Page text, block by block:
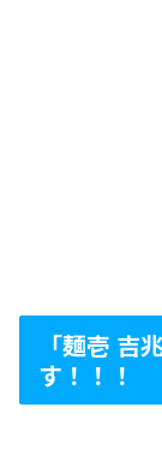
「麺壱 吉
す！！！